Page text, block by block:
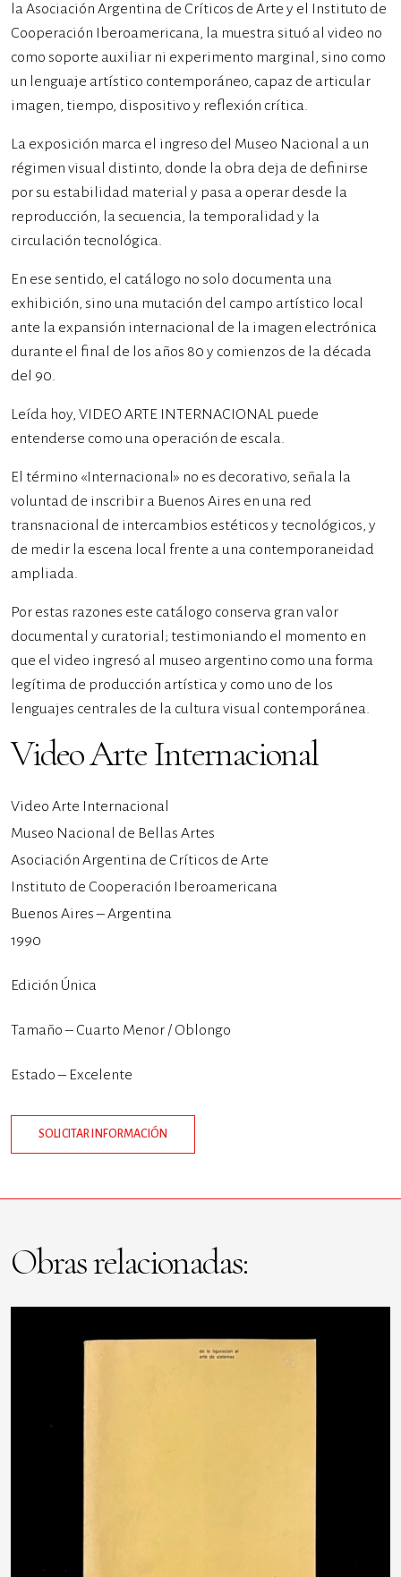
la Asociación Argentina de Críticos de Arte y el Instituto de
Cooperación Iberoamericana, la muestra situó al video no
como soporte auxiliar ni experimento marginal, sino como
un lenguaje artístico contemporáneo, capaz de articular
imagen, tiempo, dispositivo y reflexión crítica.
La exposición marca el ingreso del Museo Nacional a un
régimen visual distinto, donde la obra deja de definirse
por su estabilidad material y pasa a operar desde la
reproducción, la secuencia, la temporalidad y la
circulación tecnológica.
En ese sentido, el catálogo no solo documenta una
exhibición, sino una mutación del campo artístico local
ante la expansión internacional de la imagen electrónica
durante el final de los años 80 y comienzos de la década
del 90.
Leída hoy, VIDEO ARTE INTERNACIONAL puede
entenderse como una operación de escala.
El término «Internacional» no es decorativo, señala la
voluntad de inscribir a Buenos Aires en una red
transnacional de intercambios estéticos y tecnológicos, y
de medir la escena local frente a una contemporaneidad
ampliada.
Por estas razones este catálogo conserva gran valor
documental y curatorial; testimoniando el momento en
que el video ingresó al museo argentino como una forma
legítima de producción artística y como uno de los
lenguajes centrales de la cultura visual contemporánea.
Video Arte Internacional
Video Arte Internacional
Museo Nacional de Bellas Artes
Asociación Argentina de Críticos de Arte
Instituto de Cooperación Iberoamericana
Buenos Aires – Argentina
1990
Edición Única
Tamaño – Cuarto Menor / Oblongo
Estado – Excelente
SOLICITAR INFORMACIÓN
Obras relacionadas: